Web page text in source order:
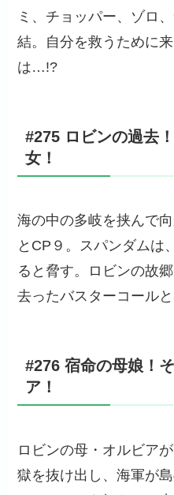
ミ、チョッパー、ゾロ
結。自分を救うために
は…!?
#275 ロビンの過去
女！
海の中の多岐を挟んで
とCP９。スパンダムは
ると脅す。ロビンの故
去ったバスターコール
#276 宿命の母娘！
ア！
ロビンの母・オルビア
獄を抜け出し、海軍が